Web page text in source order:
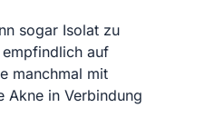
sogar Isolat zu
auf
manchmal mit
Akne in Verbindung